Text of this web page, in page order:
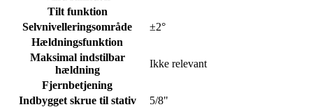
Tilt funktion
Selvnivelleringsområde
±2°
Hældningsfunktion
Maksimal indstilbar
hældning
Ikke relevant
Fjernbetjening
Indbygget skrue til stativ
5/8"